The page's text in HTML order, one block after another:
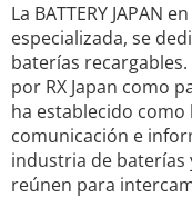
La BATTERY JAPAN
especializada, se
baterías
por RX Japan como
ha establecido
comunicación e
industria de baterías
reúnen para